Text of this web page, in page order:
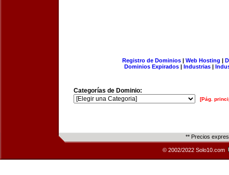
Registro de Dominios| Web Hosting |
Dominios Expirados | Industrias |
Categorías de Dominio:
[Pág.
** Precios
© 2002/2022 Solo10.com